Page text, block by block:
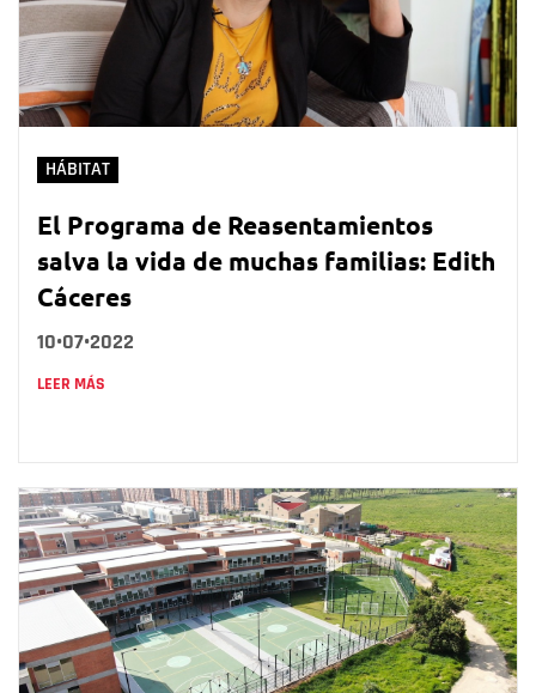
HÁBITAT
El Programa de Reasentamientos
salva la vida de muchas familias: Edith
Cáceres
10•07•2022
LEER MÁS